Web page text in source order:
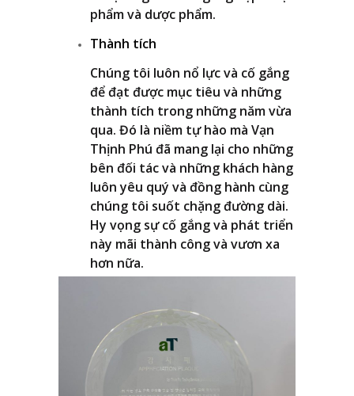
phẩm và dược phẩm.
Thành tích
Chúng tôi luôn nổ lực và cố gắng
để đạt được mục tiêu và những
thành tích trong những năm vừa
qua. Đó là niềm tự hào mà Vạn
Thịnh Phú đã mang lại cho những
bên đối tác và những khách hàng
luôn yêu quý và đồng hành cùng
chúng tôi suốt chặng đường dài.
Hy vọng sự cố gắng và phát triển
này mãi thành công và vươn xa
hơn nữa.